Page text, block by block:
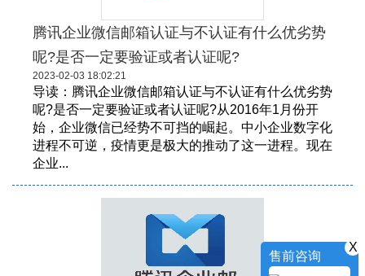
腾讯企业微信邮箱认证与不认证有什么优劣势
呢?是否一定要验证或者认证呢?
2023-02-03 18:02:21
导读：腾讯企业微信邮箱认证与不认证有什么优劣势
呢?是否一定要验证或者认证呢?从2016年1月份开
始，企业微信已经势不可挡的崛起。中小企业数字化
进程不可逆，疫情更是极大的推动了这一进程。现在
企业...
X
售前咨询